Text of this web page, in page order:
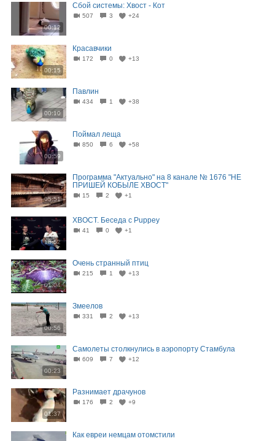
00:12
Сбой системы: Хвост - Кот
507 3 +24
00:15
Красавчики
172 0 +13
00:10
Павлин
434 1 +38
00:59
Поймал леща
850 6 +58
05:51
Программа "Актуально" на 8 канале № 1676 "НЕ
ПРИШЕЙ КОБЫЛЕ ХВОСТ"
15 2 +1
18:52
ХВОСТ. Беседа с Puppey
41 0 +1
01:04
Очень странный птиц
215 1 +13
00:56
Змеелов
331 2 +13
00:23
Самолеты столкнулись в аэропорту Стамбула
609 7 +12
01:37
Разнимает драчунов
176 2 +9
Как евреи немцам отомстили